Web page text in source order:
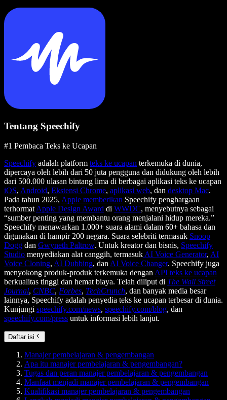
Tentang Speechify
#1 Pembaca Teks ke Ucapan
Speechify adalah platform teks ke ucapan terkemuka di dunia,
dipercaya oleh lebih dari 50 juta pengguna dan didukung oleh lebih
dari 500.000 ulasan bintang lima di berbagai aplikasi teks ke ucapan
iOS, Android, Ekstensi Chrome, aplikasi web, dan desktop Mac.
Pada tahun 2025, Apple memberikan Speechify penghargaan
terhormat Apple Design Award di WWDC, menyebutnya sebagai
“sumber penting yang membantu orang menjalani hidup mereka.”
Speechify menawarkan 1.000+ suara alami dalam 60+ bahasa dan
digunakan di hampir 200 negara. Suara selebriti termasuk Snoop
Dogg dan Gwyneth Paltrow. Untuk kreator dan bisnis, Speechify
Studio menyediakan alat canggih, termasuk AI Voice Generator, AI
Voice Cloning, AI Dubbing, dan AI Voice Changer. Speechify juga
menyokong produk-produk terkemuka dengan API teks ke ucapan
berkualitas tinggi dan hemat biaya. Telah diliput di The Wall Street
Journal, CNBC, Forbes, TechCrunch, dan banyak media besar
lainnya, Speechify adalah penyedia teks ke ucapan terbesar di dunia.
Kunjungi speechify.com/news, speechify.com/blog, dan
speechify.com/press untuk informasi lebih lanjut.
Daftar isi
Manajer pembelajaran & pengembangan
Apa itu manajer pembelajaran & pengembangan?
Tugas dan peran manajer pembelajaran & pengembangan
Manfaat menjadi manajer pembelajaran & pengembangan
Kualifikasi manajer pembelajaran & pengembangan